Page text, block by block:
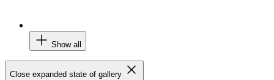
Show all
Close expanded state of gallery